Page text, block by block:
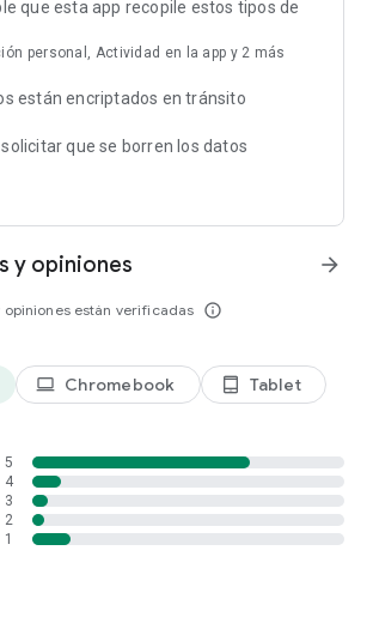
geometría, trigonometría, estadística,
ciencia (biología, química, física),
¡y mucho más!
una organización 501(c)(3) sin fines de
persona, en cualquier lugar.
que esta app recopile estos tipos de
personal, Actividad en la app y 2 más
están encriptados en tránsito
solicitar que se borren los datos
y opiniones
están verificadas info_outline
arrow_forward
laptop Chromebook tablet_android Tablet
5
4
3
2
1